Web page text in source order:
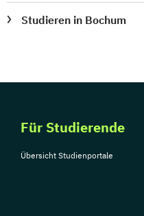
Studieren in Bochum
Für Studierende
Übersicht Studienportale